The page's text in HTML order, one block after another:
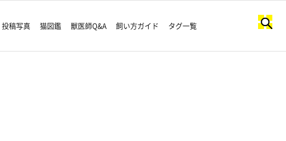
投稿写真 猫図鑑 獣医師Q&A 飼い方ガイド タグ一覧